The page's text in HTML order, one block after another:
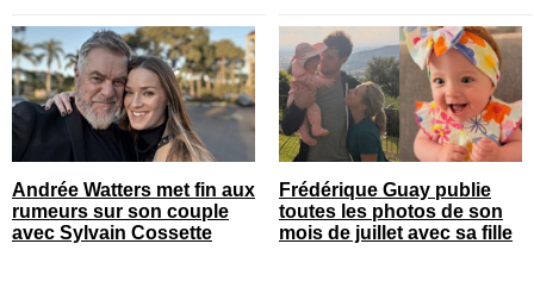
Andrée Watters met fin aux
rumeurs sur son couple
avec Sylvain Cossette
Frédérique Guay publie
toutes les photos de son
mois de juillet avec sa fille